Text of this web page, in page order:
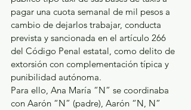
pagar una cuota semanal de mil pesos a
cambio de dejarlos trabajar, conducta
prevista y sancionada en el artículo 266
del Código Penal estatal, como delito de
extorsión con complementación típica y
punibilidad autónoma.
Para ello, Ana María “N” se coordinaba
con Aarón “N” (padre), Aarón “N, N”